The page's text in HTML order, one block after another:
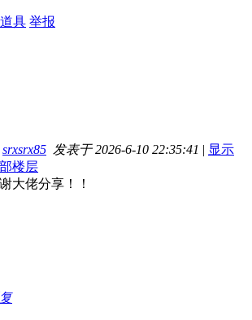
具 举报
srxsrx85 发表于 2026-6-10 22:35:41 | 显示
楼层
大佬分享！！